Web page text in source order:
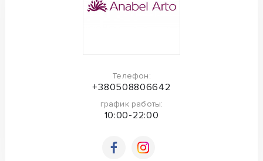
Телефон:
+380508806642
график работы:
10:00-22:00